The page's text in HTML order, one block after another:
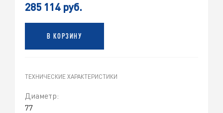
285 114 руб.
В КОРЗИНУ
ТЕХНИЧЕСКИЕ ХАРАКТЕРИСТИКИ
Диаметр:
77